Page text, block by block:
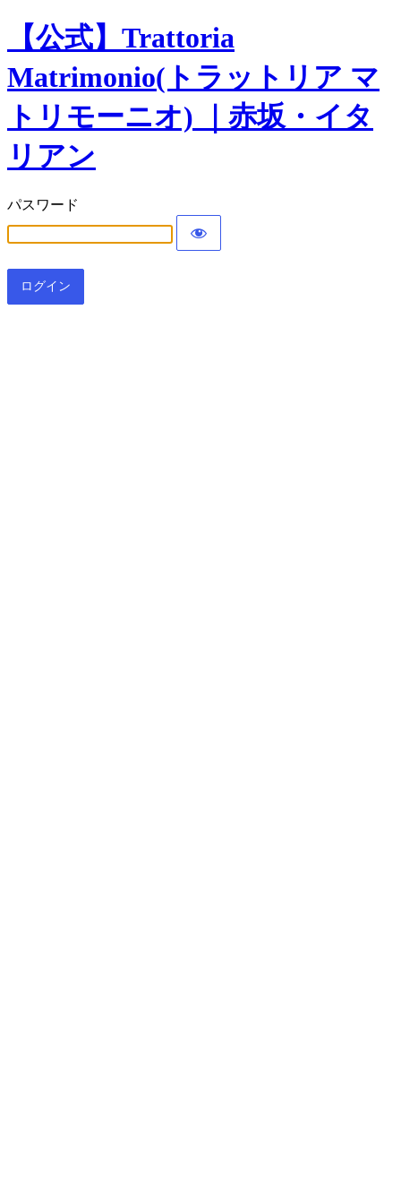
【公式】Trattoria
Matrimonio(トラットリア マ
トリモーニオ) ｜赤坂・イタ
リアン
パスワード